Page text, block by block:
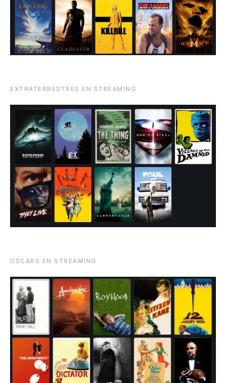
EXTRATERRESTRES EN STREAMING
OSCARS EN STREAMING